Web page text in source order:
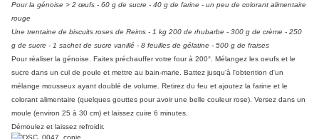
Pour la génoise > 2 œufs - 60 g de sucre - 40 g de farine - un peu de colorant alimentaire
rouge
Une trentaine de biscuits roses de Reims - 1 kg 200 de rhubarbe - 300 g de crème - 250
g de sucre - 1 sachet de sucre vanillé - 8 feuilles de gélatine - 500 g de fraises
Pour réaliser la génoise. Faites préchauffer votre four à 200°. Mélangez les oeufs et le
sucre dans un cul de poule et mettre au bain-marie. Battez jusqu'à l'obtention d'un
mélange mousseux ayant doublé de volume. Retirez du feu et ajoutez la farine et le
colorant alimentaire (quelques gouttes pour avoir une belle couleur rose). Versez dans un
moule (environ 25 à 30 cm) et laissez cuire 6 minutes.
Démoulez et laissez refroidir.